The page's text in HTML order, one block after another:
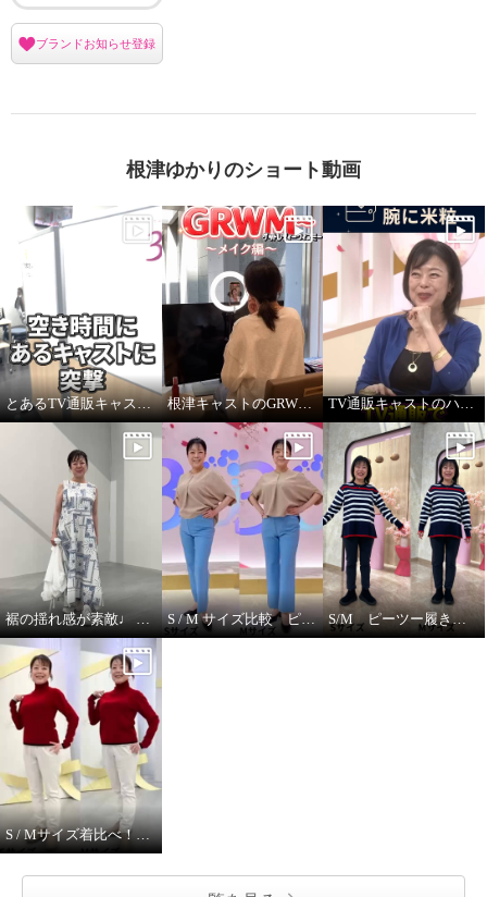
ブランドお知らせ登録
根津ゆかりのショート動画
とあるTV通販キャストの髪型 根津キャストのGRWM～バブルファンデ紹介します！
裾の揺れ感が素敵♩ ハヤマブリーズ ワンピース S / M サイズ比較 ピーツー S/M ピーツー履き比べ
S / Mサイズ着比べ！ モカサンジュンコシマダ